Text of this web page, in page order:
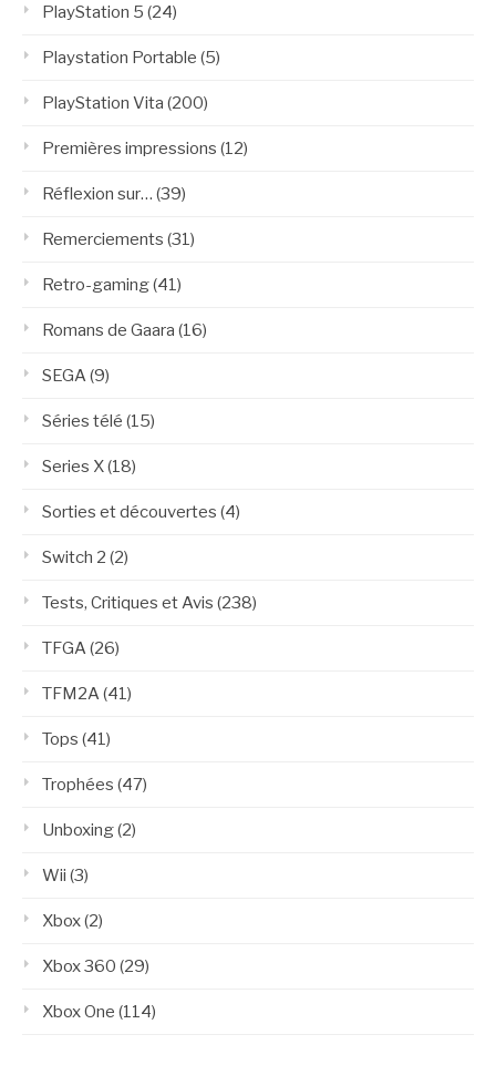
PlayStation 5 (24)
Playstation Portable (5)
PlayStation Vita (200)
Premières impressions (12)
Réflexion sur… (39)
Remerciements (31)
Retro-gaming(41)
Romans de Gaara (16)
SEGA(9)
Séries télé (15)
Series X(18)
Sorties et découvertes (4)
Switch 2 (2)
Tests, Critiques et Avis (238)
TFGA(26)
TFM2A(41)
Tops (41)
Trophées (47)
Unboxing(2)
Wii (3)
Xbox(2)
Xbox 360 (29)
Xbox One (114)